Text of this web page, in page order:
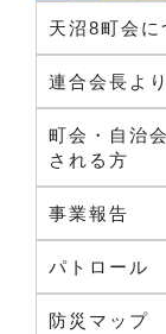
天沼8町会に
連合会長より
町会・自治
される方
事業報告
パトロール
防災マップ